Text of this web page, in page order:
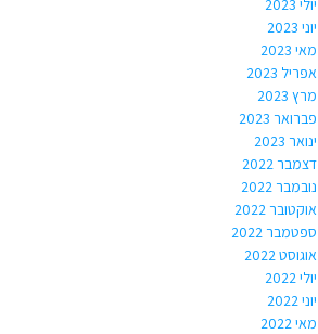
יוני 2023
מאי 2023
אפריל 2023
מרץ 2023
פברואר 2023
ינואר 2023
דצמבר 2022
נובמבר 2022
אוקטובר 2022
ספטמבר 2022
אוגוסט 2022
יולי 2022
יוני 2022
מאי 2022